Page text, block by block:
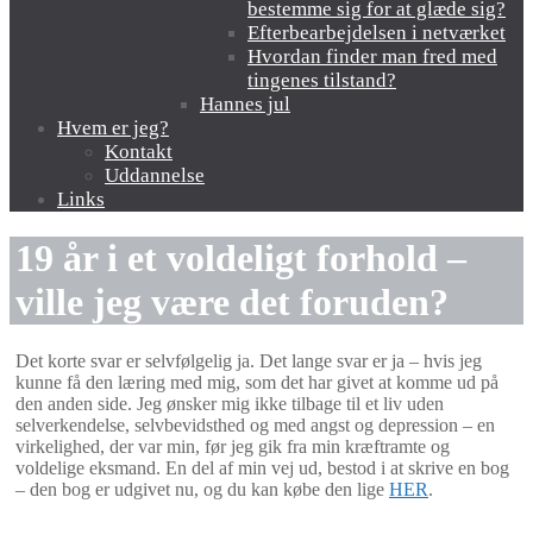
bestemme sig for at glæde sig?
Efterbearbejdelsen i netværket
Hvordan finder man fred med
tingenes tilstand?
Hannes jul
Hvem er jeg?
Kontakt
Uddannelse
Links
19 år i et voldeligt forhold –
ville jeg være det foruden?
Det korte svar er selvfølgelig ja. Det lange svar er ja – hvis jeg
kunne få den læring med mig, som det har givet at komme ud på
den anden side. Jeg ønsker mig ikke tilbage til et liv uden
selverkendelse, selvbevidsthed og med angst og depression – en
virkelighed, der var min, før jeg gik fra min kræftramte og
voldelige eksmand. En del af min vej ud, bestod i at skrive en bog
– den bog er udgivet nu, og du kan købe den lige HER.